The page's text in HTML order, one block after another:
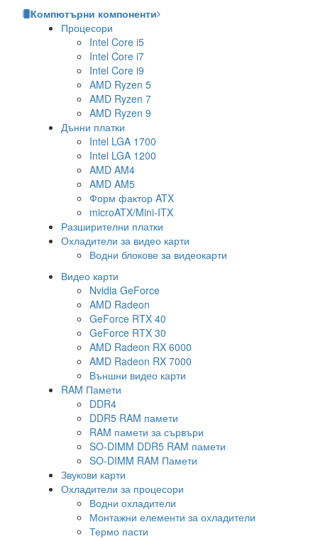
Компютърни компоненти
Процесори
Intel Core i5
Intel Core i7
Intel Core i9
AMD Ryzen 5
AMD Ryzen 7
AMD Ryzen 9
Дънни платки
Intel LGA 1700
Intel LGA 1200
AMD AM4
AMD AM5
Форм фактор ATX
microATX/Mini-ITX
Разширителни платки
Охладители за видео карти
Водни блокове за видеокарти
Видео карти
Nvidia GeForce
AMD Radeon
GeForce RTX 40
GeForce RTX 30
AMD Radeon RX 6000
AMD Radeon RX 7000
Външни видео карти
RAM Памети
DDR4
DDR5 RAM памети
RAM памети за сървъри
SO-DIMM DDR5 RAM памети
SO-DIMM RAM Памети
Звукови карти
Охладители за процесори
Водни охладители
Монтажни елементи за охладители
Термо пасти